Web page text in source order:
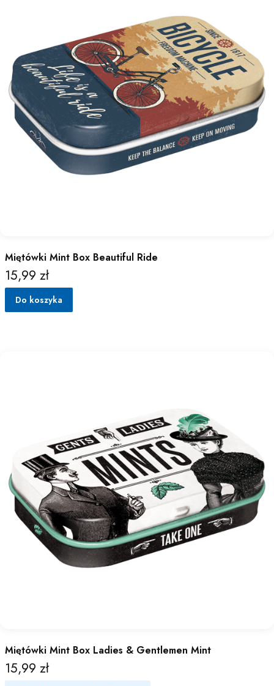
Miętówki Mint Box Beautiful Ride
Cena
15,99 zł
Do koszyka
Miętówki Mint Box Ladies & Gentlemen Mint
Cena
15,99 zł